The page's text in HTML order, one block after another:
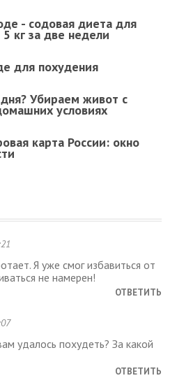
- содовая диета для
кг за две недели
для похудения
Убираем живот с
условиях
карта России: окно
Я уже смог избавиться от
не намерен!
ОТВЕТИТЬ
удалось похудеть? За какой
ОТВЕТИТЬ